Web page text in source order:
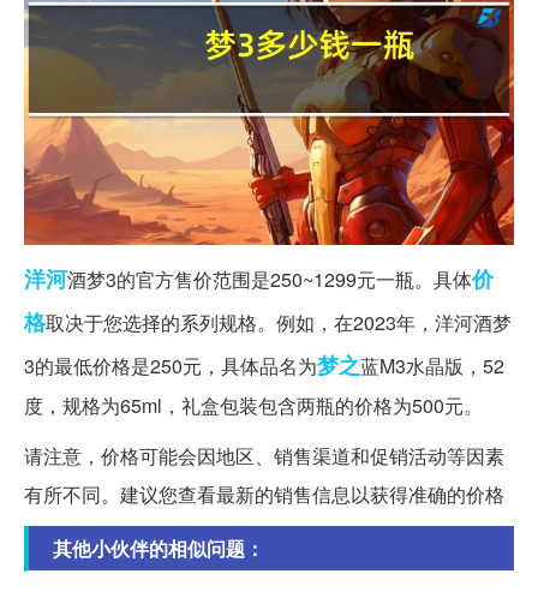
洋河酒梦3的官方售价范围是250~1299元一瓶。具体价
格取决于您选择的系列规格。例如，在2023年，洋河酒梦
3的最低价格是250元，具体品名为梦之蓝M3水晶版，52
度，规格为65ml，礼盒包装包含两瓶的价格为500元。
请注意，价格可能会因地区、销售渠道和促销活动等因素
有所不同。建议您查看最新的销售信息以获得准确的价格
其他小伙伴的相似问题：